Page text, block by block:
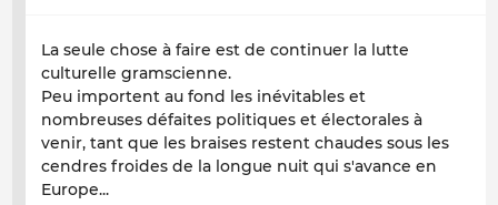
La seule chose à faire est de continuer la lutte
culturelle gramscienne.
Peu importent au fond les inévitables et
nombreuses défaites politiques et électorales à
venir, tant que les braises restent chaudes sous les
cendres froides de la longue nuit qui s'avance en
Europe...